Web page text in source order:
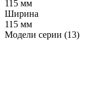
115 мм
Ширина
115 мм
Модели серии (13)